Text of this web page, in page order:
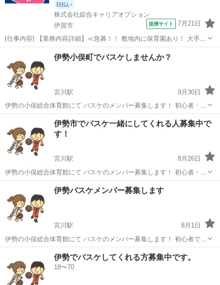
日払い
株式会社綜合キャリアオプション
伊賀市
提携サイト 7月21日
[仕事内容] 【業務内容詳細】≪急募！！ 敷地内に保育園あり！ 大手製
薬メーカーでの製造のオシゴト♪≫ 誰もが知る製薬メーカーでのお仕
事です。 ライン作業での検査、 検品、 梱包、 充填機への充填や前準
備その他付随業務をお任...
工場
伊勢小俣町でバスケしませんか？
宮川駅
9月30日
伊勢の小俣総合体育館にて バスケのメンバー募集します！ 初心者・経
験者でもOKです。 最低限のマナーは守って下さい！ メンバーを少し
ずつ集まりつつあります！ 10月の日程ですが、 6日（月） 20日（月）
全日20:0...
宮川駅 バスケットボール 体育館
伊勢市でバスケ一緒にしてくれる人募集中で
す！
宮川駅
8月26日
伊勢の小俣総合体育館にて バスケのメンバー募集します！ 初心者・経
験者でもいいですが、 最低限のマナーは守って下さい！ メンバーを少
しずつ増やしていきたいと思っていますので よろしくお願いいたしま
す。 9月の日程ですが...
宮川駅 バスケットボール バスケ
伊勢バスケメンバー募集します
宮川駅
8月1日
伊勢の小俣総合体育館にて バスケのメンバー募集します！ 初心者でも
経験者でもいいですが、 最低限のマナーは守って下さい〜 これからメ
ンバーを増やしていきたいと思っていますので よろしくお願いいたし
ます。 8月の日程です...
宮川駅 バスケットボール バスケ
伊勢でバスケしてくれる方募集中です。
18〜70